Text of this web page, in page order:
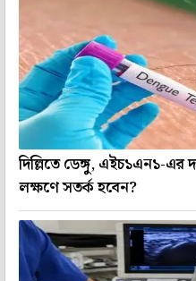
দিল্লিতে ডেঙ্গু, এইচ১এন১-
লক্ষণে সতর্ক হবেন?